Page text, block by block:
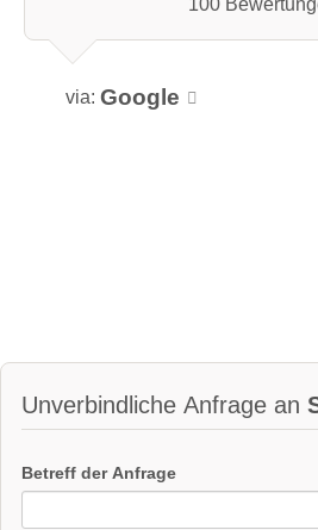
100
via: Google
Unverbindliche Anfrage an
Betreff der Anfrage